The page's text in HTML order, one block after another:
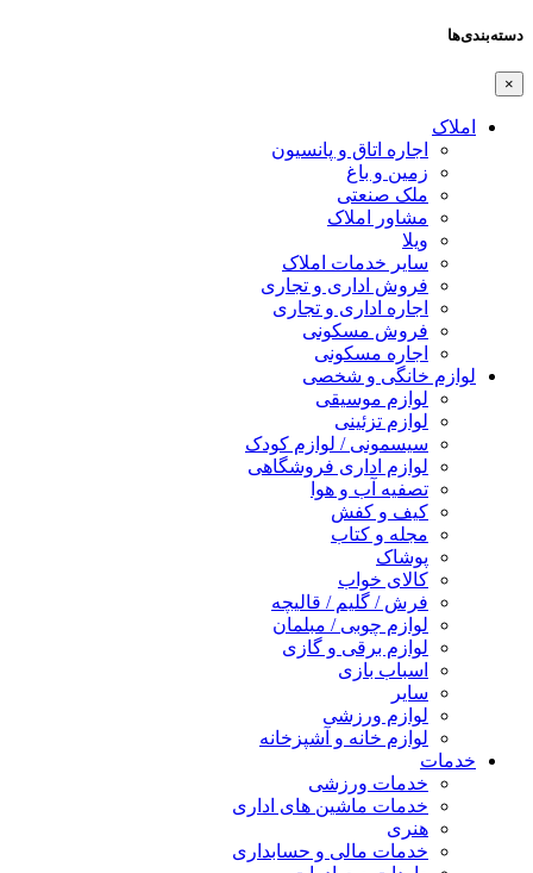
دسته‌بندی‌ها
×
املاک
اجاره اتاق و پانسیون
زمین و باغ
ملک صنعتی
مشاور املاک
ویلا
سایر خدمات املاک
فروش اداری و تجاری
اجاره اداری و تجاری
فروش مسکونی
اجاره مسکونی
لوازم خانگی و شخصی
لوازم موسیقی
لوازم تزئینی
سیسمونی / لوازم کودک
لوازم اداری فروشگاهی
تصفیه آب و هوا
کیف و کفش
مجله و کتاب
پوشاک
کالای خواب
فرش / گلیم / قالیچه
لوازم چوبی / مبلمان
لوازم برقی و گازی
اسباب بازی
سایر
لوازم ورزشی
لوازم خانه و آشپزخانه
خدمات
خدمات ورزشی
خدمات ماشین های اداری
هنری
خدمات مالی و حسابداری